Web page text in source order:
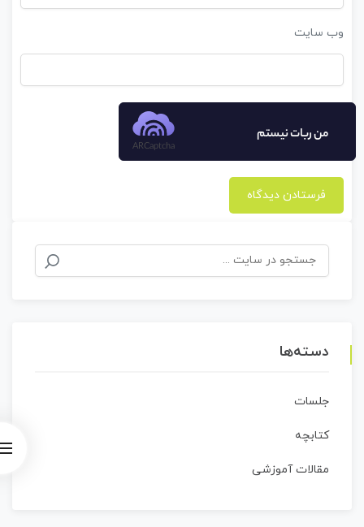
وب‌ سایت
من ربات نیستم
ARCaptcha
جستجو
برای:
دسته‌ها
جلسات
کتابچه
مقالات آموزشی